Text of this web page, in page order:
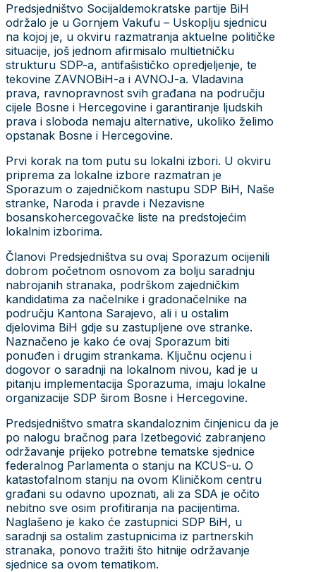
Predsjedništvo Socijaldemokratske partije BiH
održalo je u Gornjem Vakufu – Uskoplju sjednicu
na kojoj je, u okviru razmatranja aktuelne političke
situacije, još jednom afirmisalo multietničku
strukturu SDP-a, antifašističko opredjeljenje, te
tekovine ZAVNOBiH-a i AVNOJ-a. Vladavina
prava, ravnopravnost svih građana na području
cijele Bosne i Hercegovine i garantiranje ljudskih
prava i sloboda nemaju alternative, ukoliko želimo
opstanak Bosne i Hercegovine.
Prvi korak na tom putu su lokalni izbori. U okviru
priprema za lokalne izbore razmatran je
Sporazum o zajedničkom nastupu SDP BiH, Naše
stranke, Naroda i pravde i Nezavisne
bosanskohercegovačke liste na predstojećim
lokalnim izborima.
Članovi Predsjedništva su ovaj Sporazum ocijenili
dobrom početnom osnovom za bolju saradnju
nabrojanih stranaka, podrškom zajedničkim
kandidatima za načelnike i gradonačelnike na
području Kantona Sarajevo, ali i u ostalim
djelovima BiH gdje su zastupljene ove stranke.
Naznačeno je kako će ovaj Sporazum biti
ponuđen i drugim strankama. Ključnu ocjenu i
dogovor o saradnji na lokalnom nivou, kad je u
pitanju implementacija Sporazuma, imaju lokalne
organizacije SDP širom Bosne i Hercegovine.
Predsjedništvo smatra skandaloznim činjenicu da je
po nalogu bračnog para Izetbegović zabranjeno
održavanje prijeko potrebne tematske sjednice
federalnog Parlamenta o stanju na KCUS-u. O
katastofalnom stanju na ovom Kliničkom centru
građani su odavno upoznati, ali za SDA je očito
nebitno sve osim profitiranja na pacijentima.
Naglašeno je kako će zastupnici SDP BiH, u
saradnji sa ostalim zastupnicima iz partnerskih
stranaka, ponovo tražiti što hitnije održavanje
sjednice sa ovom tematikom.